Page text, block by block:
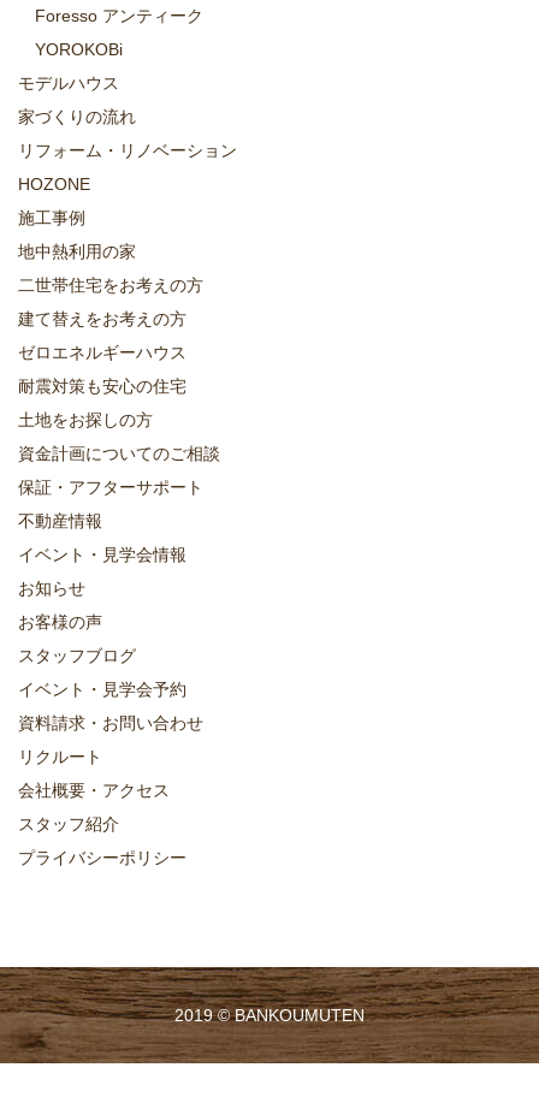
Foresso アンティーク
YOROKOBi
モデルハウス
家づくりの流れ
リフォーム・リノベーション
HOZONE
施工事例
地中熱利用の家
二世帯住宅をお考えの方
建て替えをお考えの方
ゼロエネルギーハウス
耐震対策も安心の住宅
土地をお探しの方
資金計画についてのご相談
保証・アフターサポート
不動産情報
イベント・見学会情報
お知らせ
お客様の声
スタッフブログ
イベント・見学会予約
資料請求・お問い合わせ
リクルート
会社概要・アクセス
スタッフ紹介
プライバシーポリシー
2019 ©BANKOUMUTEN